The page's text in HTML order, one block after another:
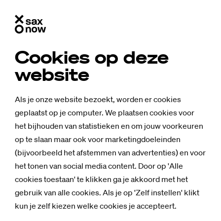
Cookies op deze
website
Als je onze website bezoekt, worden er cookies
geplaatst op je computer. We plaatsen cookies voor
het bijhouden van statistieken en om jouw voorkeuren
op te slaan maar ook voor marketingdoeleinden
(bijvoorbeeld het afstemmen van advertenties) en voor
het tonen van social media content. Door op 'Alle
cookies toestaan' te klikken ga je akkoord met het
gebruik van alle cookies. Als je op 'Zelf instellen' klikt
kun je zelf kiezen welke cookies je accepteert.